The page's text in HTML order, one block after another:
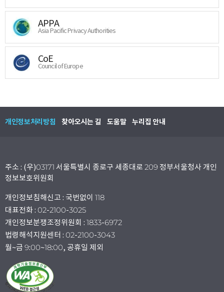
APPA
Asia Pacific Privacy Authorities
CoE
Council of Europe
개인정보처리방침 찾아오시는 길 도움말 누리집 안내
주소 : (우)03171 서울특별시 종로구 세종대로 209 정부서울청사 개인
정보보호위원회
개인정보침해신고 : 국번없이 118
대표전화 : 02-2100-3025
개인정보분쟁조정위원회 : 1833-6972
법령해석지원센터 : 02-2100-3043
월~금 9:00~18:00, 공휴일 제외